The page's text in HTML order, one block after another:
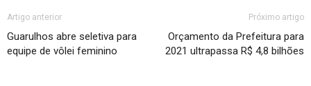
Artigo anterior
Guarulhos abre seletiva para
equipe de vôlei feminino
Próximo artigo
Orçamento da Prefeitura para
2021 ultrapassa R$ 4,8 bilhões